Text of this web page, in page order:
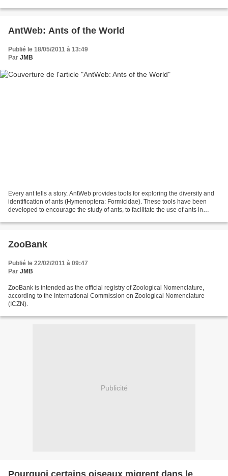
AntWeb: Ants of the World
Publié le 18/05/2011 à 13:49
Par JMB
Every ant tells a story. AntWeb provides tools for exploring the diversity and
identification of ants (Hymenoptera: Formicidae). These tools have been
developed to encourage the study of ants, to facilitate the use of ants in
ZooBank
Publié le 22/02/2011 à 09:47
Par JMB
ZooBank is intended as the official registry of Zoological Nomenclature,
according to the International Commission on Zoological Nomenclature
(ICZN).
Publicité